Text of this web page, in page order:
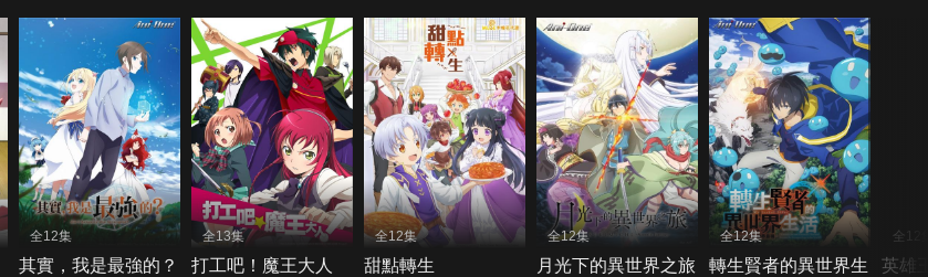
全12集
其實，我是最強的？
全13集
打工吧！魔王大人
全12集
甜點轉生
全12集
月光下的異世界之旅
全12集
轉生賢者的異世界生
全12
英雄